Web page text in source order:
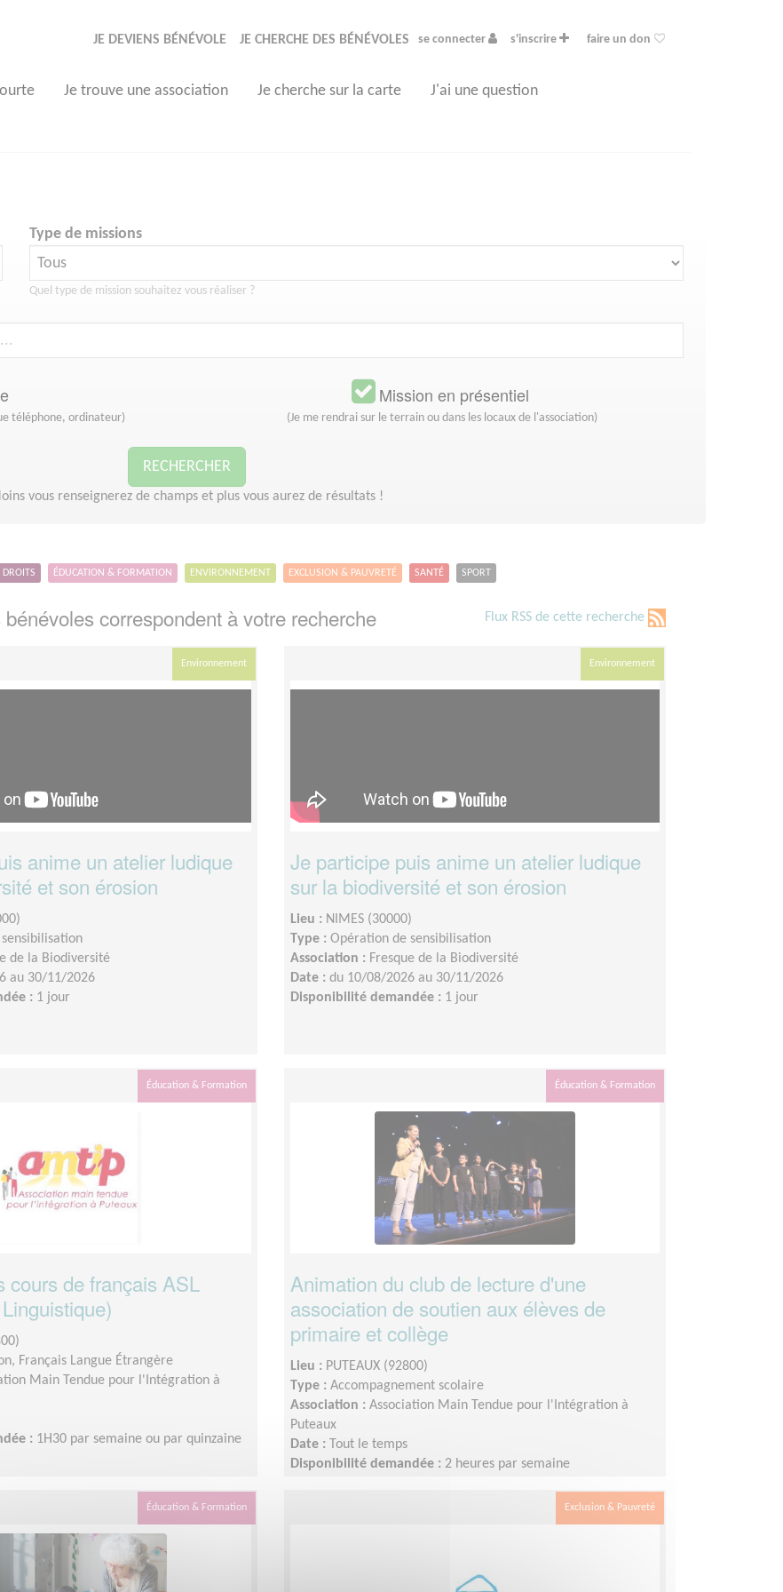
JE DEVIENS BÉNÉVOLE JE CHERCHE DES BÉNÉVOLES se connecter s'inscrire faire un don
Je trouve une association Je cherche sur la carte J'ai une question
Type de missions
Quel type de mission souhaitez vous réaliser ?
téléphone, ordinateur)
Mission en présentiel
(Je me rendrai sur le terrain ou dans les locaux de l'association)
RECHERCHER
vous renseignerez de champs et plus vous aurez de résultats !
DROITS ÉDUCATION & FORMATION ENVIRONNEMENT EXCLUSION & PAUVRETÉ SANTÉ SPORT
Flux RSS de cette recherche
correspondent à votre recherche
Environnement
anime un atelier ludique
et son érosion
de la Biodiversité
au 30/11/2026
: 1 jour
Environnement
Je participe puis anime un atelier ludique
sur la biodiversité et son érosion
Lieu : NIMES (30000)
Type : Opération de sensibilisation
Association : Fresque de la Biodiversité
Date : du 10/08/2026 au 30/11/2026
Disponibilité demandée : 1 jour
Éducation & Formation
cours de français ASL
Français Langue Étrangère
Main Tendue pour l'Intégration à
: 1H30 par semaine ou par quinzaine
Éducation & Formation
Animation du club de lecture d'une
association de soutien aux élèves de
primaire et collège
Lieu : PUTEAUX (92800)
Type : Accompagnement scolaire
Association : Association Main Tendue pour l'Intégration à
Puteaux
Date :
Tout le temps
Disponibilité demandée : 2 heures par semaine
Éducation & Formation Exclusion & Pauvreté